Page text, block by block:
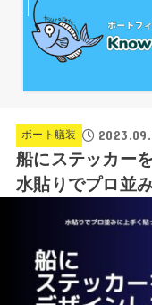
ボート艤装
船にステッカー
水貼りでプロ並